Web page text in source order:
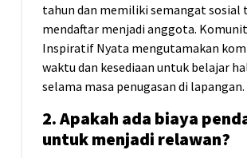
tahun dan memiliki semangat sosial
mendaftar menjadi anggota.
Inspiratif Nyata mengutamakan
waktu dan kesediaan untuk belajar
selama masa penugasan di lapangan.
2. Apakah ada biaya
untuk menjadi relawan?